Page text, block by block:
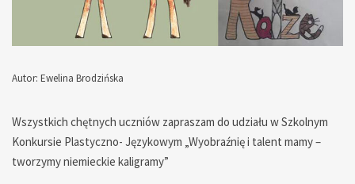
Autor: Ewelina Brodzińska
Wszystkich chętnych uczniów zapraszam do udziału w Szkolnym
Konkursie Plastyczno- Językowym „Wyobraźnię i talent mamy –
tworzymy niemieckie kaligramy”